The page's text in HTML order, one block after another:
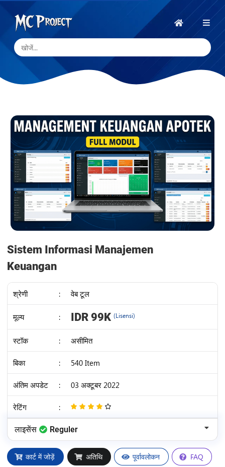
होम
Sistem Informasi Manajemen
Keuangan
श्रेणी : वेब टूल
मूल्य : IDR 99K (Lisensi)
स्टॉक : असीमित
बिका : 540 Item
अंतिम अपडेट : 03 अक्टूबर 2022
रेटिंग :
/
लाइसेंस Reguler
कार्ट में जोड़ें अतिथि पूर्वावलोकन FAQ
Project
Official
Store
डिजिटल
स्टोर
फ्रीलांस
सेवाएँ